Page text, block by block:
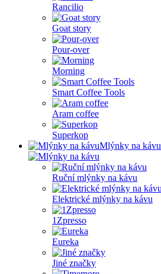
Rancilio
Goat story
Pour-over
Morning
Smart Coffee Tools
Aram coffee
Superkop
Mlýnky na kávu
Ruční mlýnky na kávu
Elektrické mlýnky na kávu
1Zpresso
Eureka
Jiné značky